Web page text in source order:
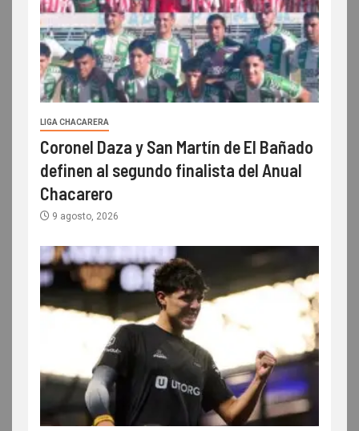
LIGA CHACARERA
Coronel Daza y San Martín de El Bañado
definen al segundo finalista del Anual
Chacarero
9 agosto, 2026